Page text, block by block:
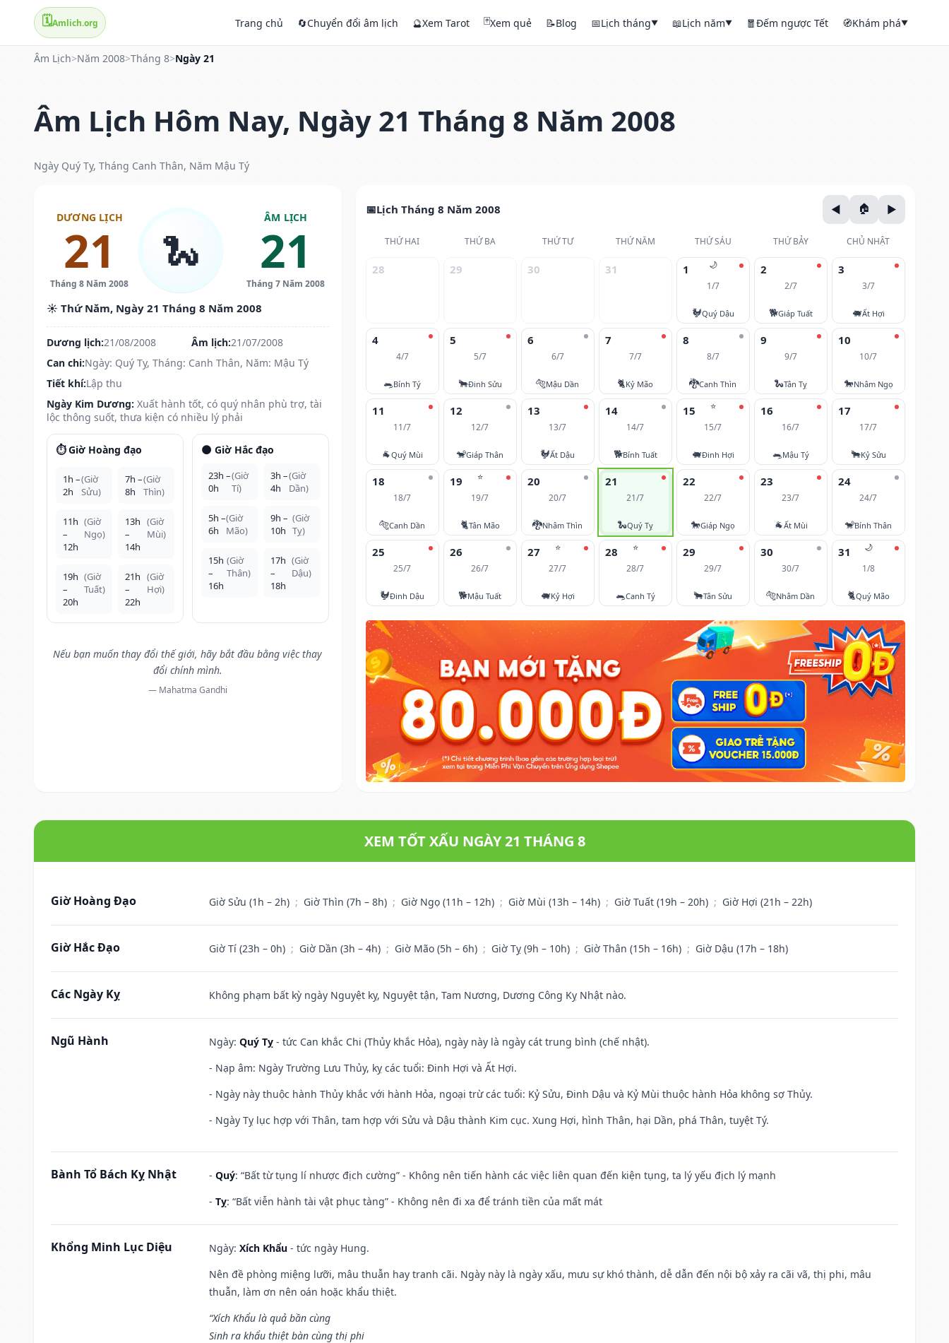
🗓️Amlich.org Trang chủ 🔄Chuyển đổi âm lịch 🔮Xem Tarot 🃏Xem quẻ 📝Blog 📅Lịch tháng▼ 📖Lịch năm▼ 🧧Đếm ngược Tết 🧭Khám phá▼
Âm Lịch>Năm 2008>Tháng 8>Ngày 21
Âm Lịch Hôm Nay, Ngày 21 Tháng 8 Năm 2008
Ngày Quý Tỵ, Tháng Canh Thân, Năm Mậu Tý
DƯƠNG LỊCH
21
Tháng 8 Năm 2008
🐍
ÂM LỊCH
21
Tháng 7 Năm 2008
☀️ Thứ Năm, Ngày 21 Tháng 8 Năm 2008
Dương lịch:21/08/2008 Âm lịch:21/07/2008
Can chi:Ngày: Quý Tỵ, Tháng: Canh Thân, Năm: Mậu Tý
Tiết khí:Lập thu
Ngày Kim Dương: Xuất hành tốt, có quý nhân phù trợ, tài
lộc thông suốt, thưa kiện có nhiều lý phải
⏱️ Giờ Hoàng đạo
1h –
2h
(Giờ
Sửu)
7h –
8h
(Giờ
Thìn)
11h
–
12h
(Giờ
Ngọ)
13h
–
14h
(Giờ
Mùi)
19h
–
20h
(Giờ
Tuất)
21h
–
22h
(Giờ
Hợi)
🌑 Giờ Hắc đạo
23h –
0h
(Giờ
Tí)
3h –
4h
(Giờ
Dần)
5h –
6h
(Giờ
Mão)
9h –
10h
(Giờ
Tỵ)
15h
–
16h
(Giờ
Thân)
17h
–
18h
(Giờ
Dậu)
Nếu bạn muốn thay đổi thế giới, hãy bắt đầu bằng việc thay
đổi chính mình.
— Mahatma Gandhi
Lịch Tháng 8 Năm 2008
THỨ HAI THỨ BA THỨ TƯ THỨ NĂM THỨ SÁU THỨ BẢY CHỦ NHẬT
28 29 30 31 🌙
1
1/7
🐓Quý Dậu
2
2/7
🐕Giáp Tuất
3
3/7
🐖Ất Hợi
4
4/7
🐀Bính Tý
5
5/7
🐂Đinh Sửu
6
6/7
🐅Mậu Dần
7
7/7
🐈Kỷ Mão
8
8/7
🐉Canh Thìn
9
9/7
🐍Tân Tỵ
10
10/7
🐎Nhâm Ngọ
11
11/7
🐐Quý Mùi
12
12/7
🐒Giáp Thân
13
13/7
🐓Ất Dậu
14
14/7
🐕Bính Tuất
⭐
15
15/7
🐖Đinh Hợi
16
16/7
🐀Mậu Tý
17
17/7
🐂Kỷ Sửu
18
18/7
🐅Canh Dần
⭐
19
19/7
🐈Tân Mão
20
20/7
🐉Nhâm Thìn
21
21/7
🐍Quý Tỵ
22
22/7
🐎Giáp Ngọ
23
23/7
🐐Ất Mùi
24
24/7
🐒Bính Thân
25
25/7
🐓Đinh Dậu
26
26/7
🐕Mậu Tuất
⭐
27
27/7
🐖Kỷ Hợi
⭐
28
28/7
🐀Canh Tý
29
29/7
🐂Tân Sửu
30
30/7
🐅Nhâm Dần
🌙
31
1/8
🐈Quý Mão
XEM TỐT XẤU NGÀY 21 THÁNG 8
Giờ Hoàng Đạo Giờ Sửu (1h – 2h) ; Giờ Thìn (7h – 8h) ; Giờ Ngọ (11h – 12h) ; Giờ Mùi (13h – 14h) ; Giờ Tuất (19h – 20h) ; Giờ Hợi (21h – 22h)
Giờ Hắc Đạo Giờ Tí (23h – 0h) ; Giờ Dần (3h – 4h) ; Giờ Mão (5h – 6h) ; Giờ Tỵ (9h – 10h) ; Giờ Thân (15h – 16h) ; Giờ Dậu (17h – 18h)
Các Ngày Kỵ Không phạm bất kỳ ngày Nguyệt kỵ, Nguyệt tận, Tam Nương, Dương Công Kỵ Nhật nào.
Ngũ Hành Ngày: Quý Tỵ - tức Can khắc Chi (Thủy khắc Hỏa), ngày này là ngày cát trung bình (chế nhật).
- Nạp âm: Ngày Trường Lưu Thủy, kỵ các tuổi: Đinh Hợi và Ất Hợi.
- Ngày này thuộc hành Thủy khắc với hành Hỏa, ngoại trừ các tuổi: Kỷ Sửu, Đinh Dậu và Kỷ Mùi thuộc hành Hỏa không sợ Thủy.
- Ngày Tỵ lục hợp với Thân, tam hợp với Sửu và Dậu thành Kim cục. Xung Hợi, hình Thân, hại Dần, phá Thân, tuyệt Tý.
Bành Tổ Bách Kỵ Nhật - Quý: “Bất từ tụng lí nhược địch cường” - Không nên tiến hành các việc liên quan đến kiện tụng, ta lý yếu địch lý mạnh
- Tỵ: “Bất viễn hành tài vật phục tàng” - Không nên đi xa để tránh tiền của mất mát
Khổng Minh Lục Diệu Ngày: Xích Khẩu - tức ngày Hung.
Nên đề phòng miệng lưỡi, mâu thuẫn hay tranh cãi. Ngày này là ngày xấu, mưu sự khó thành, dễ dẫn đến nội bộ xảy ra cãi vã, thị phi, mâu
thuẫn, làm ơn nên oán hoặc khẩu thiệt.
“Xích Khẩu là quả bần cùng
Sinh ra khẩu thiệt bàn cùng thị phi